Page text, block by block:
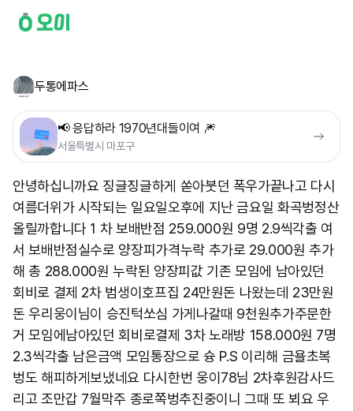
두통에파스
📢 응답하라 1970년대들이여 🎆
서울특별시 마포구
안녕하십니까요 징글징글하게 쏟아붓던 폭우가끝나고 다시
여름더위가 시작되는 일요일오후에 지난 금요일 화곡벙정산
올릴까합니다 1 차 보배반점 259.000원 9명 2.9씩각출 여
서 보배반점실수로 양장피가격누락 추가로 29.000원 추가
해 총 288.000원 누락된 양장피값 기존 모임에 남아있던
회비로 결제 2차 범생이호프집 24만원돈 나왔는데 23만원
돈 우리웅이님이 승진턱쏘심 가게나갈때 9천원추가주문한
거 모임에남아있던 회비로결제 3차 노래방 158.000원 7명
2.3씩각출 남은금액 모임통장으로 슝 P.S 이리해 금욜초복
벙도 해피하게보냈네요 다시한번 웅이78님 2차후원감사드
리고 조만갑 7월막주 종로쪽벙추진중이니 그때 또 뵈요 우